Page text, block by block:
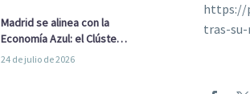
Madrid se alinea con la
Economía Azul: el Clúster
Marítimo Español y la Real
24 de julio de 2026
https://
tras-